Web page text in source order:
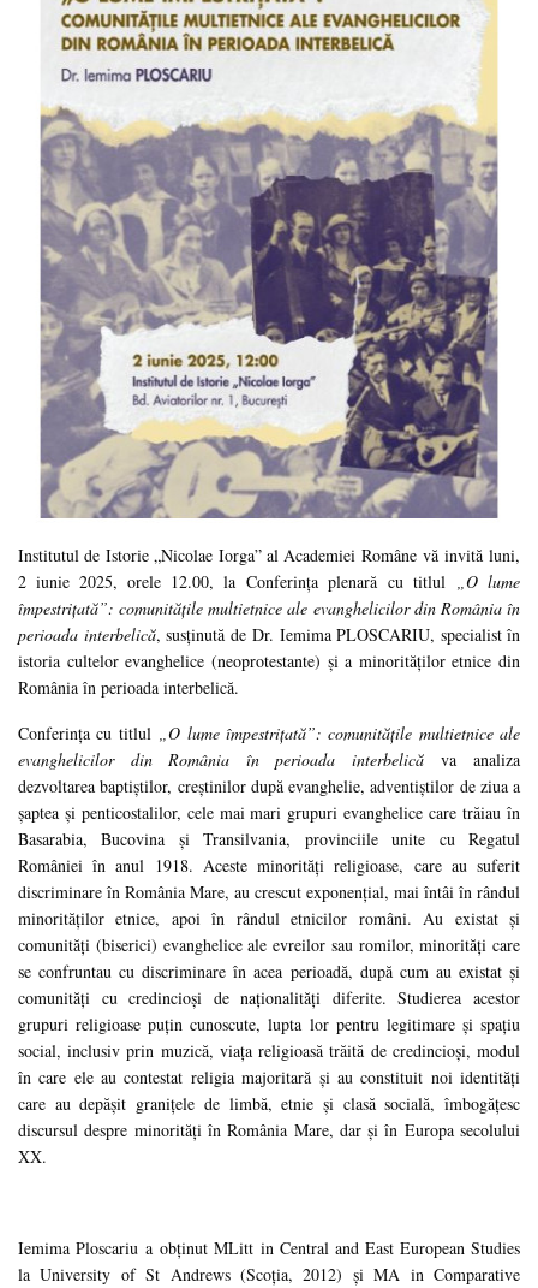
Institutul de Istorie „Nicolae Iorga” al Academiei Române vă invită luni,
2 iunie 2025, orele 12.00, la Conferinţa plenară cu titlul „O lume
împestrițată”: comunitățile multietnice ale evanghelicilor din România în
perioada interbelică, susținută de Dr. Iemima PLOSCARIU, specialist în
istoria cultelor evanghelice (neoprotestante) şi a minorităţilor etnice din
România în perioada interbelică.
Conferinţa cu titlul „O lume împestrițată”: comunitățile multietnice ale
evanghelicilor din România în perioada interbelicăva analiza
dezvoltarea baptiștilor, creștinilor după evanghelie, adventiștilor de ziua a
șaptea şi penticostalilor, cele mai mari grupuri evanghelice care trăiau în
Basarabia, Bucovina şi Transilvania, provinciile unite cu Regatul
României în anul 1918. Aceste minorități religioase, care au suferit
discriminare în România Mare, au crescut exponențial, mai întâi în rândul
minorităților etnice, apoi în rândul etnicilor români. Au existat şi
comunităţi (biserici) evanghelice ale evreilor sau romilor, minorităţi care
se confruntau cu discriminare în acea perioadă, după cum au existat şi
comunităţi cu credincioşi de naţionalităţi diferite. Studierea acestor
grupuri religioase puţin cunoscute, lupta lor pentru legitimare şi spaţiu
social, inclusiv prin muzică, viaţa religioasă trăită de credincioşi, modul
în care ele au contestat religia majoritară şi au constituit noi identităţi
care au depăşit graniţele de limbă, etnie şi clasă socială, îmbogăţesc
discursul despre minorităţi în România Mare, dar şi în Europa secolului
XX.
Iemima Ploscariu a obţinut MLitt in Central and East European Studies
la University of St Andrews (Scoţia, 2012) şi MA in Comparative